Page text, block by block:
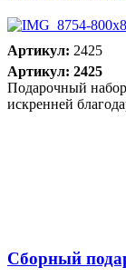
Артикул: 2425
Артикул: 2425
Подарочный
искренней
Сборный